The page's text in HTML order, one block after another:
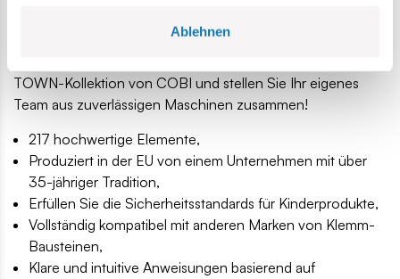
Ablehnen
TOWN-Kollektion von COBI und stellen Sie Ihr eigenes
Team aus zuverlässigen Maschinen zusammen!
217 hochwertige Elemente,
Produziert in der EU von einem Unternehmen mit über
35-jähriger Tradition,
Erfüllen Sie die Sicherheitsstandards für Kinderprodukte,
Vollständig kompatibel mit anderen Marken von Klemm-
Bausteinen,
Klare und intuitive Anweisungen basierend auf